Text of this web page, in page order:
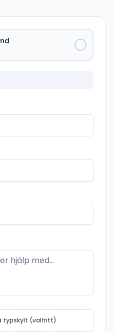
typskylt (valfritt)